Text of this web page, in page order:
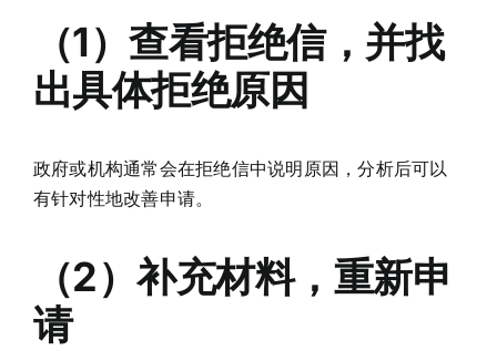
（1）查看拒绝信，并找
出具体拒绝原因
政府或机构通常会在拒绝信中说明原因，分析后可以
有针对性地改善申请。
（2）补充材料，重新申
请